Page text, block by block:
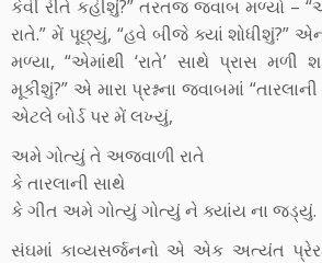
કેવી રીતે કહીશું?” તરતજ જવાબ મળ્યો –
રાતે.” મેં પૂછ્યું, “હવે બીજે ક્યાં શોધીશું?”
મળ્યા, “એમાંથી ‘રાતે’ સાથે પ્રાસ
મૂકીશું?” એ મારા પ્રશ્નના જવાબમાં
એટલે બોર્ડ પર મેં લખ્યું,
અમે ગોત્યું તે અજવાળી રાતે
કે તારલાની સાથે
કે ગીત અમે ગોત્યું ગોત્યું ને ક્યાંય ના જડ્યું.
સંઘમાં કાવ્યસર્જનનો એ એક અત્યંત